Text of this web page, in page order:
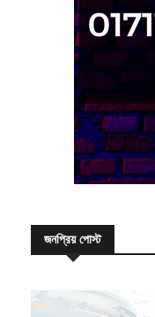
জনপ্রিয় পোস্ট